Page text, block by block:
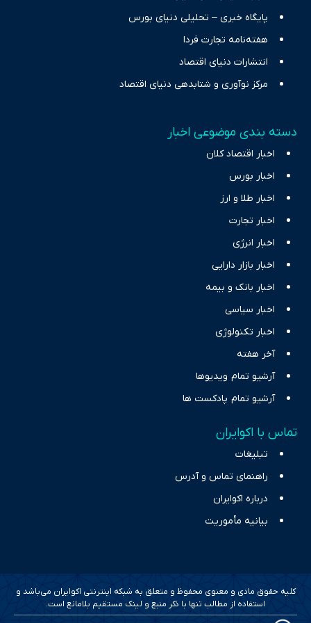
پایگاه خبری – تحلیلی دنیای بورس
هفته‌نامه تجارت فردا
انتشارات دنیای اقتصاد
مرکز نوآوری و شتابدهی دنیای اقتصاد
دسته بندی موضوعی اخبار
اخبار اقتصاد کلان
اخبار بورس
اخبار طلا و ارز
اخبار تجارت
اخبار انرژی
اخبار بازار دارایی
اخبار بانک و بیمه
اخبار سیاسی
اخبار تکنولوژی
آخر هفته
آرشیو تمام ویدیوها
آرشیو تمام پادکست ها
تماس با اکوایران
تبلیغات
راهنمای تماس و آدرس
درباره اکوایران
بیانیه مأموریت
کلیه حقوق مادی و معنوی محفوظ و متعلق به شبکه اینترنتی اکوایران می‌باشد و
استفاده از مطالب تنها با ذکر منبع و لینک مستقیم بلامانع است.